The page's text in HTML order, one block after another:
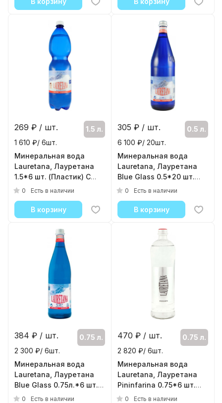
269 ₽ / шт.
1.5 л.
1 610 ₽/ 6шт.
Минеральная вода
Lauretana, Лауретана
1.5*6 шт. (Пластик) С
Газом
0 Есть в наличии
В корзину
305 ₽ / шт.
0.5 л.
6 100 ₽/ 20шт.
Минеральная вода
Lauretana, Лауретана
Blue Glass 0.5*20 шт.
(Стекло) С газом
0 Есть в наличии
В корзину
384 ₽ / шт.
0.75 л.
2 300 ₽/ 6шт.
Минеральная вода
Lauretana, Лауретана
Blue Glass 0.75л.*6 шт.
(Стекло) С газом
0 Есть в наличии
470 ₽ / шт.
0.75 л.
2 820 ₽/ 6шт.
Минеральная вода
Lauretana, Лауретана
Pininfarina 0.75*6 шт.
(Стекло) С газом
0 Есть в наличии